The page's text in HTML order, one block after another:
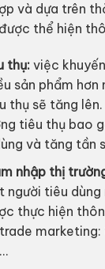
và dựa trên
thể hiện
thụ:việc
sản phẩm hơn
thụ sẽ tăng
tiêu thụ bao
và tăng tần
nhập thị
người tiêu
thực hiện
marketing: